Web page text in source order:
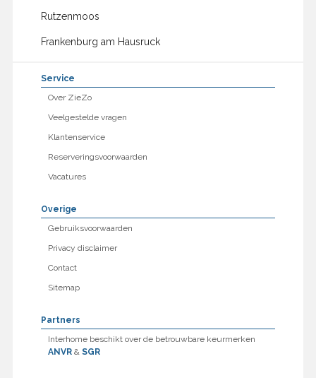
Rutzenmoos
Frankenburg am Hausruck
Service
Over ZieZo
Veelgestelde vragen
Klantenservice
Reserveringsvoorwaarden
Vacatures
Overige
Gebruiksvoorwaarden
Privacy disclaimer
Contact
Sitemap
Partners
Interhome beschikt over de betrouwbare keurmerken
ANVR& SGR